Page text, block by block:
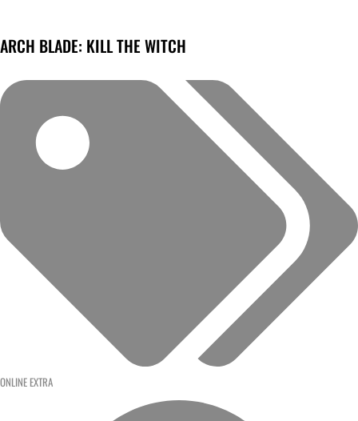
ARCH BLADE: KILL THE WITCH
ONLINE EXTRA